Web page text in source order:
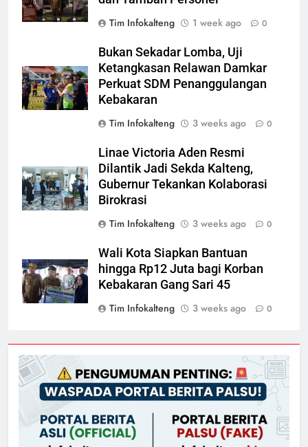
Tim Infokalteng
1 week ago 0
Bukan Sekadar Lomba, Uji
Ketangkasan Relawan Damkar
Perkuat SDM Penanggulangan
Kebakaran
Tim Infokalteng
3 weeks ago 0
Linae Victoria Aden Resmi
Dilantik Jadi Sekda Kalteng,
Gubernur Tekankan Kolaborasi
Birokrasi
Tim Infokalteng
3 weeks ago 0
Wali Kota Siapkan Bantuan
hingga Rp12 Juta bagi Korban
Kebakaran Gang Sari 45
Tim Infokalteng
3 weeks ago 0